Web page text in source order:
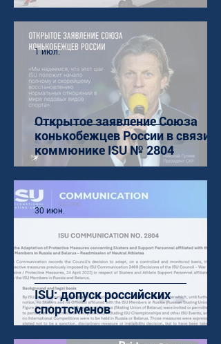
Открытое заявление Союза
конькобежцев России в связи с
коммюнике ISU № 2804
1 июл.
ISU: допуск российских
спортсменов
30 июн.